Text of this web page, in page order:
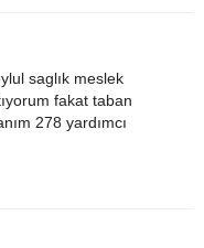
saglık meslek
fakat taban
278 yardımcı